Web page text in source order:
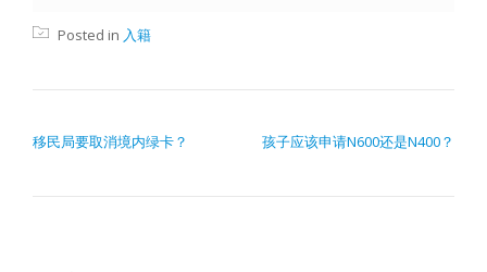
Posted in 入籍
移民局要取消境内绿卡？ 孩子应该申请N600还是N400？